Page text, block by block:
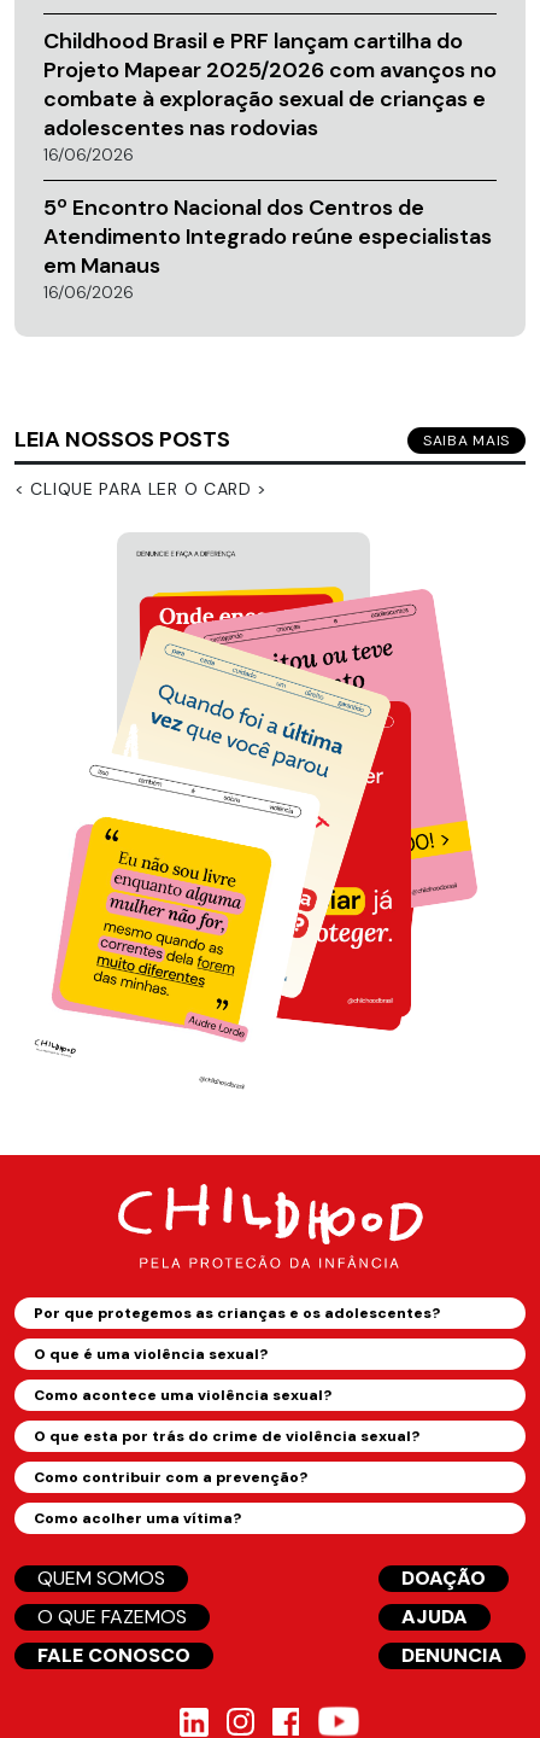
Childhood Brasil e PRF lançam cartilha do
Projeto Mapear 2025/2026 com avanços no
combate à exploração sexual de crianças e
adolescentes nas rodovias
16/06/2026
5º Encontro Nacional dos Centros de
Atendimento Integrado reúne especialistas
em Manaus
16/06/2026
LEIA NOSSOS POSTS SAIBA MAIS
< CLIQUE PARA LER O CARD >
Por que protegemos as crianças e os adolescentes?
O que é uma violência sexual?
Como acontece uma violência sexual?
O que esta por trás do crime de violência sexual?
Como contribuir com a prevenção?
Como acolher uma vítima?
QUEM SOMOS
O QUE FAZEMOS
FALE CONOSCO
DOAÇÃO
AJUDA
DENUNCIA